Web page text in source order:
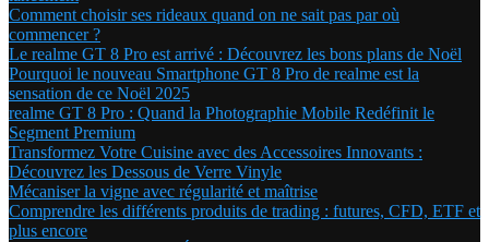
Comment choisir ses rideaux quand on ne sait pas par où
commencer ?
Le realme GT 8 Pro est arrivé : Découvrez les bons plans de Noël
Pourquoi le nouveau Smartphone GT 8 Pro de realme est la
sensation de ce Noël 2025
realme GT 8 Pro : Quand la Photographie Mobile Redéfinit le
Segment Premium
Transformez Votre Cuisine avec des Accessoires Innovants :
Découvrez les Dessous de Verre Vinyle
Mécaniser la vigne avec régularité et maîtrise
Comprendre les différents produits de trading : futures, CFD, ETF et
plus encore